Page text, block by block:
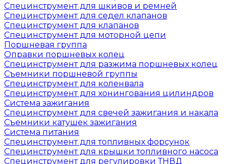
Специнструмент для шкивов и ремней
Специнструмент для седел клапанов
Специнструмент для клапанов
Специнструмент для моторной цепи
Поршневая группа
Оправки поршневых колец
Специнструмент для разжима поршневых колец
Съемники поршневой группы
Специнструмент для коленвала
Специнструмент для хонингования цилиндров
Система зажигания
Специнструмент для свечей зажигания и накала
Съемники катушек зажигания
Система питания
Специнструмент для топливных форсунок
Специнструмент для крышки топливного насоса
Специнструмент для регулировки ТНВД